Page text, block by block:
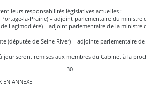
leurs responsabilités législatives actuelles :
la-Prairie) – adjoint parlementaire du ministre
Lagimodière) – adjoint parlementaire de la ministre
(députée de Seine River) – adjointe parlementaire
jour seront remises aux membres du Cabinet à la
- 30 -
EN ANNEXE